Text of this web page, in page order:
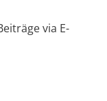
via E-